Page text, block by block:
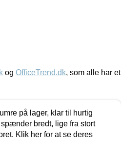
og OfficeTrend.dk, som alle har et
på lager, klar til hurtig
bredt, lige fra stort
Klik her for at se deres